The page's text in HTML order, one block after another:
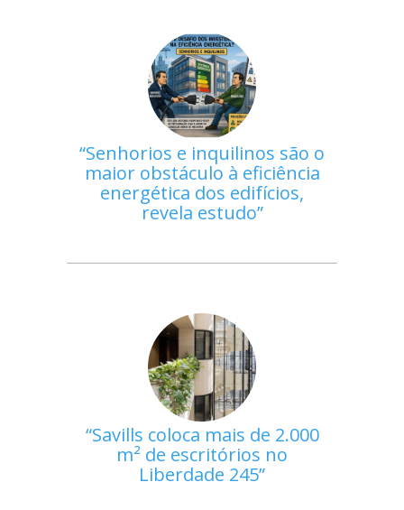
Senhorios e inquilinos são o
maior obstáculo à eficiência
energética dos edifícios,
revela estudo
Savills coloca mais de 2.000
m² de escritórios no
Liberdade 245